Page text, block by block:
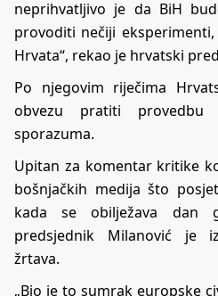
neprihvatljivo je da BiH
provoditi nečiji
Hrvata“, rekao je hrvatski
Po njegovim riječima
obvezu pratiti provedbu
sporazuma.
Upitan za komentar kritike
bošnjačkih medija što
kada se obilježava dan
predsjednik Milanović je
žrtava.
„Bio je to sumrak europske